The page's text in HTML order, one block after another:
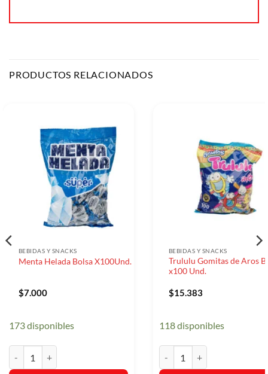
PRODUCTOS RELACIONADOS
BEBIDAS Y SNACKS
Menta Helada Bolsa X100Und.
$7.000
173 disponibles
BEBIDAS Y SNACKS
Trululu Gomitas de Aros
x100 Und.
$15.383
118 disponibles